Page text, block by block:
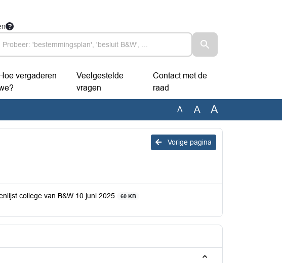
Hoe vergaderen
Veelgestelde
vragen
Contact met de
raad
A A A
Vorige pagina
college van B&W 10 juni 2025 60 KB